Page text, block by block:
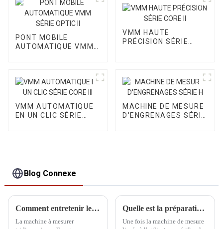
PONT MOBILE
AUTOMATIQUE VMM
VMM HAUTE
PRÉCISION SÉRIE
VMM AUTOMATIQUE
EN UN CLIC SÉRIE
MACHINE DE MESURE
D'ENGRENAGES SÉRIE
Blog Connexe
Comment entretenir le CMM pendant les vacances
La machine à mesurer
Quelle est la préparation avant l'installation du CMM
Une fois la machine de mesure